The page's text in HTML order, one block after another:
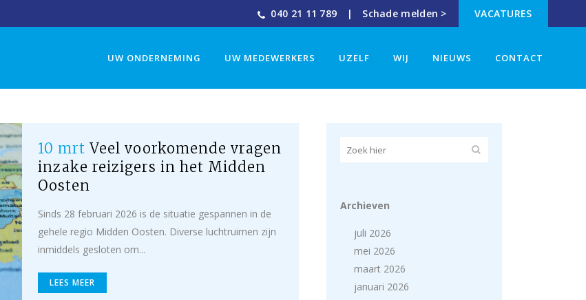
040 21 11 789 | Schade melden > VACATURES
UW ONDERNEMING UW MEDEWERKERS UZELF WIJ NIEUWS CONTACT
10 mrt Veel voorkomende vragen
inzake reizigers in het Midden
Oosten
Sinds 28 februari 2026 is de situatie gespannen in de
gehele regio Midden Oosten. Diverse luchtruimen zijn
inmiddels gesloten om...
LEES MEER
Archieven
juli 2026
mei 2026
maart 2026
januari 2026